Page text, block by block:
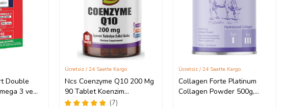
Double
3 ve
Ncs Coenzyme Q10 200 Mg
90 Tablet Koenzim
Resveratrol Hyaluronic
(7)
Ücretsiz / 24 Saatte Kargo
Collagen Forte Platinum
Collagen Powder 500g,
Ücretsiz / 24 Saatte Kargo